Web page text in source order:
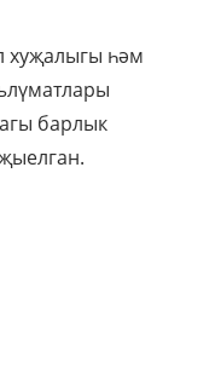
хуҗалыгы һәм
барлык